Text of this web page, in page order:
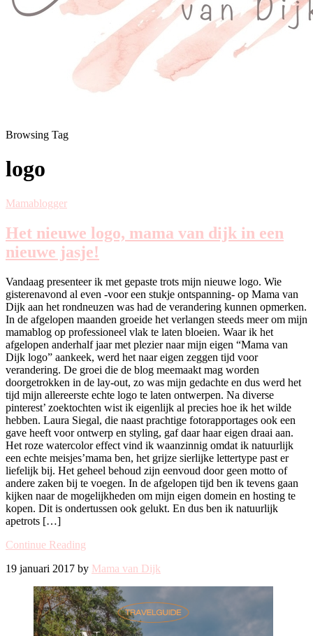
Browsing Tag
logo
Mamablogger
Het nieuwe logo, mama van dijk in een
nieuwe jasje!
Vandaag presenteer ik met gepaste trots mijn nieuwe logo. Wie
gisterenavond al even -voor een stukje ontspanning- op Mama van
Dijk aan het rondneuzen was had de verandering kunnen opmerken.
In de afgelopen maanden groeide het verlangen steeds meer om mijn
mamablog op professioneel vlak te laten bloeien. Waar ik het
afgelopen anderhalf jaar met plezier naar mijn eigen “Mama van
Dijk logo” aankeek, werd het naar eigen zeggen tijd voor
verandering. De groei die de blog meemaakt mag worden
doorgetrokken in de lay-out, zo was mijn gedachte en dus werd het
tijd mijn allereerste echte logo te laten ontwerpen. Na diverse
pinterest’ zoektochten wist ik eigenlijk al precies hoe ik het wilde
hebben. Laura Siegal, die naast prachtige fotorapportages ook een
gave heeft voor ontwerp en styling, gaf daar haar eigen draai aan.
Het roze watercolor effect vind ik waanzinnig omdat ik natuurlijk
een echte meisjes’mama ben, het grijze sierlijke lettertype past er
liefelijk bij. Het geheel behoud zijn eenvoud door geen motto of
andere zaken bij te voegen. In de afgelopen tijd ben ik tevens gaan
kijken naar de mogelijkheden om mijn eigen domein en hosting te
kopen. Dit is ondertussen ook gelukt. En dus ben ik natuurlijk
apetrots […]
Continue Reading
19 januari 2017 by Mama van Dijk